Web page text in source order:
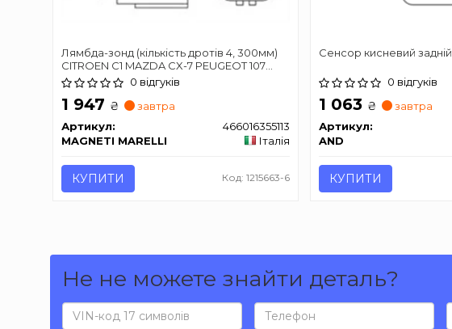
Лямбда-зонд (кількість дротів 4, 300мм)
CITROEN C1 MAZDA CX-7 PEUGEOT 107
TOYOTA AVENSIS, AYGO, RAV 4 II, YARIS
1.0/2.0/2.3 04.99-09.14
0 відгуків
1 947 ₴
завтра
Артикул:
466016355113
MAGNETI MARELLI
Італія
КУПИТИ Код: 1215663-6
Сенсор кисневий задній
0 відгуків
1 063 ₴
завтра
Артикул:
AND
КУПИТИ
Не не можете знайти деталь?